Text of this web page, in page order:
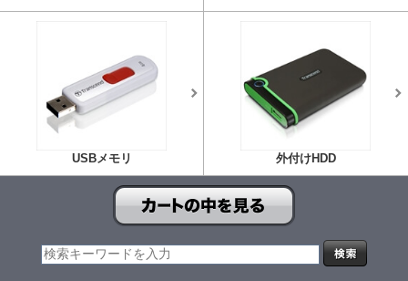
USBメモリ 外付けHDD